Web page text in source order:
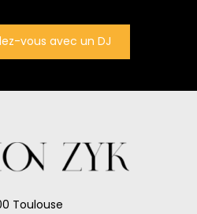
vous avec un DJ
Toulouse